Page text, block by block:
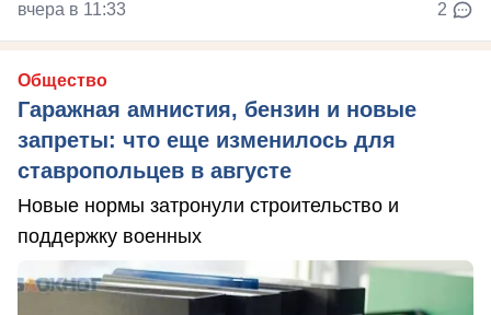
вчера в 11:33 2
Общество
Гаражная амнистия, бензин и новые
запреты: что еще изменилось для
ставропольцев в августе
Новые нормы затронули строительство и
поддержку военных